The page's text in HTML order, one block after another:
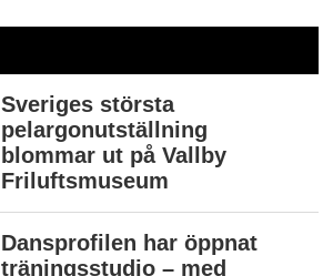
Sveriges största
pelargonutställning
blommar ut på Vallby
Friluftsmuseum
Dansprofilen har öppnat
träningsstudio – med